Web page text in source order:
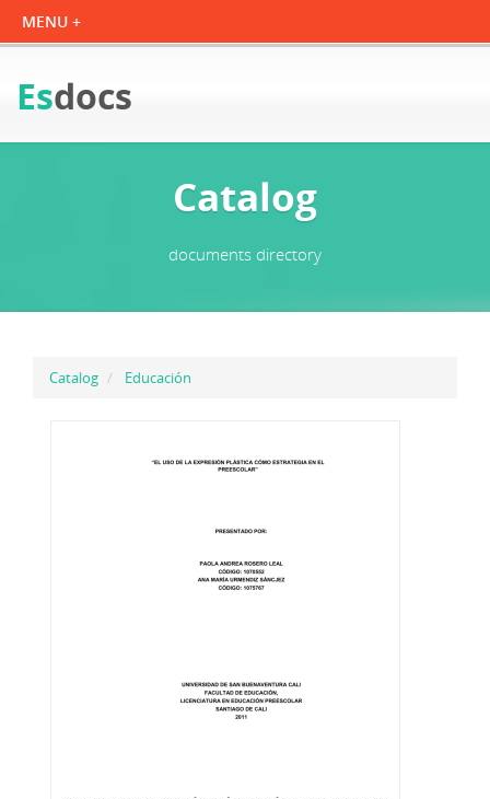
Esdocs
Catalog
documents directory
Catalog Educación